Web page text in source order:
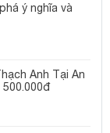
ý nghĩa và
Anh Tại An